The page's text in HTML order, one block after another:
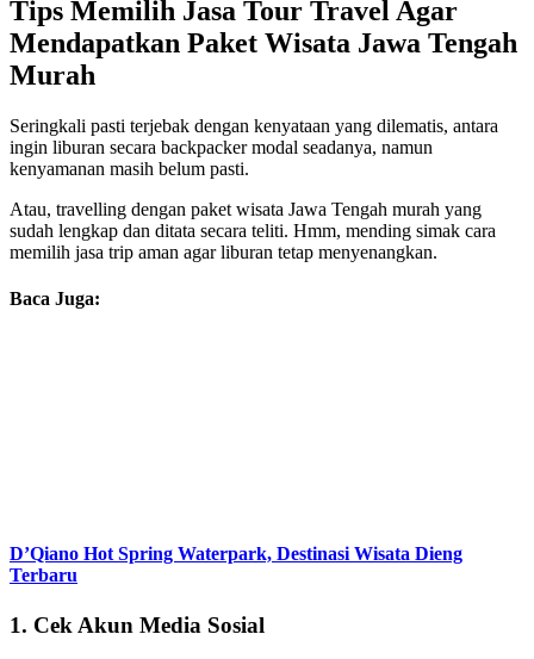
Tips Memilih Jasa Tour Travel Agar
Mendapatkan Paket Wisata Jawa Tengah
Murah
Seringkali pasti terjebak dengan kenyataan yang dilematis, antara
ingin liburan secara backpacker modal seadanya, namun
kenyamanan masih belum pasti.
Atau, travelling dengan paket wisata Jawa Tengah murah yang
sudah lengkap dan ditata secara teliti. Hmm, mending simak cara
memilih jasa trip aman agar liburan tetap menyenangkan.
Baca Juga:
D’Qiano Hot Spring Waterpark, Destinasi Wisata Dieng
Terbaru
1. Cek Akun Media Sosial